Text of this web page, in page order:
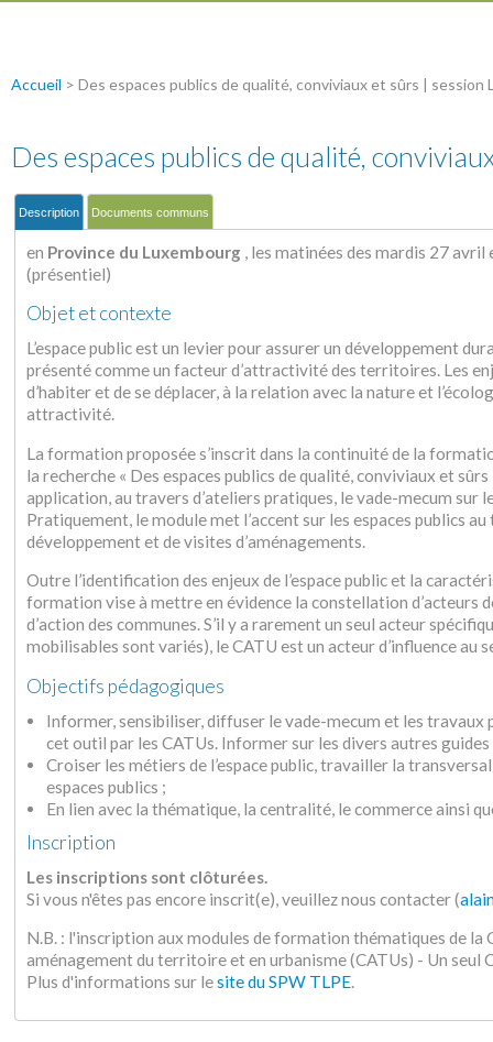
Accueil > Des espaces publics de qualité, conviviaux et sûrs | session
Des espaces publics de qualité,
Description Documents communs
en Province du Luxembourg , les matinées des mardis 27
(présentiel)
Objet et contexte
L’espace public est un levier pour assurer un développement
présenté comme un facteur d’attractivité des territoires. Les
d’habiter et de se déplacer, à la relation avec la nature et
attractivité.
La formation proposée s’inscrit dans la continuité de la
la recherche « Des espaces publics de qualité, conviviaux et
application, au travers d’ateliers pratiques, le vade-mecum sur
Pratiquement, le module met l’accent sur les espaces publics
développement et de visites d’aménagements.
Outre l’identification des enjeux de l’espace public et la
formation vise à mettre en évidence la constellation d’acteurs
d’action des communes. S’il y a rarement un seul acteur
mobilisables sont variés), le CATU est un acteur d’influence au
Objectifs pédagogiques
Informer, sensibiliser, diffuser le vade-mecum et les
cet outil par les CATUs. Informer sur les divers autres
Croiser les métiers de l’espace public, travailler la
espaces publics ;
En lien avec la thématique, la centralité, le commerce ainsi
Inscription
Les inscriptions sont clôturées.
Si vous n'êtes pas encore inscrit(e), veuillez nous contacter (
N.B. : l'inscription aux modules de formation thématiques de la
aménagement du territoire et en urbanisme (CATUs) - Un seul
Plus d'informations sur lesite du SPW TLPE.